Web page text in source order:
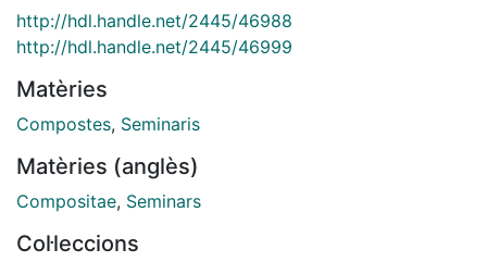
http://hdl.handle.net/2445/46988
http://hdl.handle.net/2445/46999
Matèries
Compostes, Seminaris
Matèries (anglès)
Compositae, Seminars
Col·leccions